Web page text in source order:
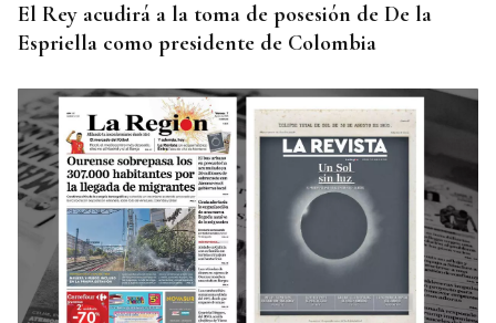
El Rey acudirá a la toma de posesión de De la
Espriella como presidente de Colombia